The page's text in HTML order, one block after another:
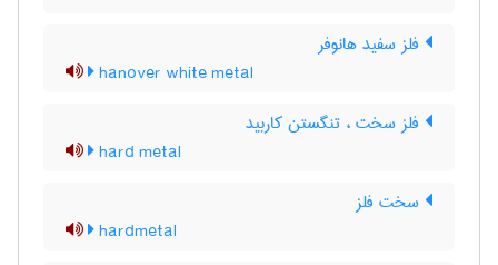
فلز سفید هانوفر
hanover white metal
فلز سخت ، تنگستن کاربید
hard metal
سخت فلز
hardmetal